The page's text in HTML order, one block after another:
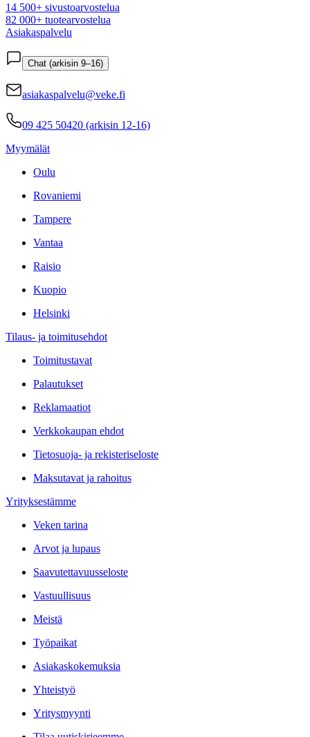
14 500+ sivustoarvostelua
82 000+ tuotearvostelua
Asiakaspalvelu
Chat (arkisin 9–16)
asiakaspalvelu@veke.fi
09 425 50420 (arkisin 12-16)
Myymälät
Oulu
Rovaniemi
Tampere
Vantaa
Raisio
Kuopio
Helsinki
Tilaus- ja toimitusehdot
Toimitustavat
Palautukset
Reklamaatiot
Verkkokaupan ehdot
Tietosuoja- ja rekisteriseloste
Maksutavat ja rahoitus
Yrityksestämme
Veken tarina
Arvot ja lupaus
Saavutettavuusseloste
Vastuullisuus
Meistä
Työpaikat
Asiakaskokemuksia
Yhteistyö
Yritysmyynti